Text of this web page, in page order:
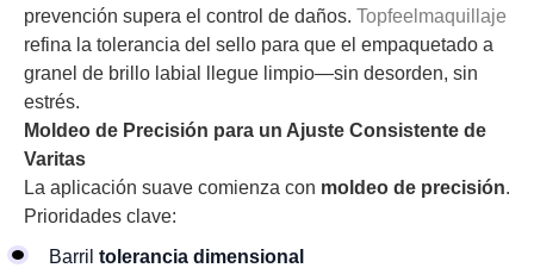
prevención supera el control de daños. Topfeelmaquillaje
refina la tolerancia del sello para que el empaquetado a
granel de brillo labial llegue limpio—sin desorden, sin
estrés.
Moldeo de Precisión para un Ajuste Consistente de
Varitas
La aplicación suave comienza con moldeo de precisión.
Prioridades clave:
Barril tolerancia dimensional